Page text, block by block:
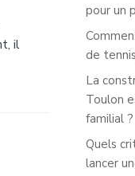
il
pour un
de
La
Toulon
familial ?
Quels
lancer